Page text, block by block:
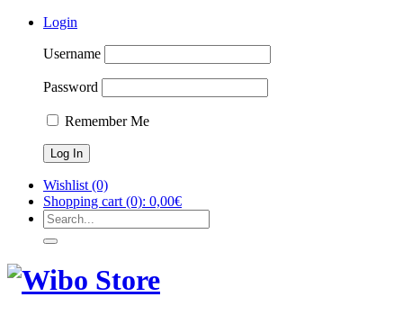
Login
Username
Password
Remember Me
Wishlist (0)
Shopping cart (0): 0,00€